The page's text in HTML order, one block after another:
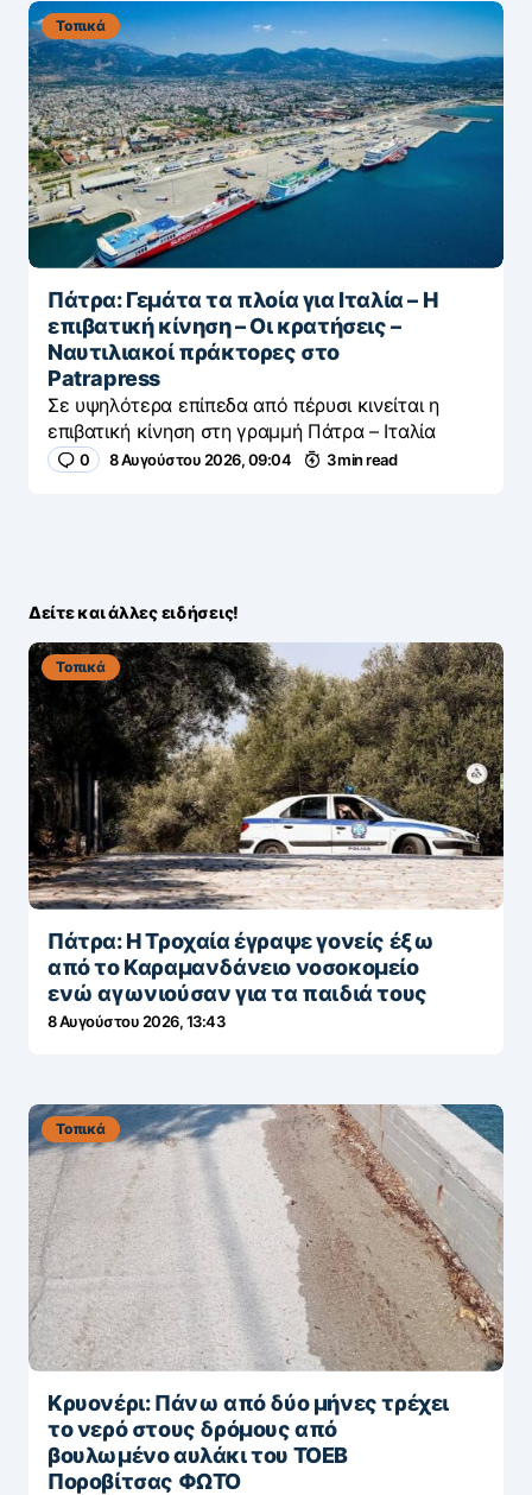
Τοπικά
Πάτρα: Γεμάτα τα πλοία για Ιταλία – Η
επιβατική κίνηση – Οι κρατήσεις –
Ναυτιλιακοί πράκτορες στο
Patrapress
Σε υψηλότερα επίπεδα από πέρυσι κινείται η
επιβατική κίνηση στη γραμμή Πάτρα – Ιταλία
0 8 Αυγούστου 2026, 09:04 3 min read
Δείτε και άλλες ειδήσεις!
Τοπικά
Πάτρα: Η Τροχαία έγραψε γονείς έξω
από το Καραμανδάνειο νοσοκομείο
ενώ αγωνιούσαν για τα παιδιά τους
8 Αυγούστου 2026, 13:43
Τοπικά
Κρυονέρι: Πάνω από δύο μήνες τρέχει
το νερό στους δρόμους από
βουλωμένο αυλάκι του ΤΟΕΒ
Ποροβίτσας ΦΩΤΟ